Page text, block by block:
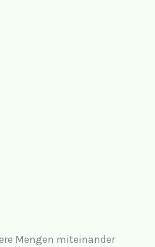
Mengen miteinander